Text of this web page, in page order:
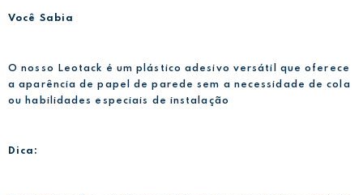
Você Sabia
O nosso Leotack é um plástico adesivo versátil que oferece
a aparência de papel de parede sem a necessidade de cola
ou habilidades especiais de instalação
Dica: